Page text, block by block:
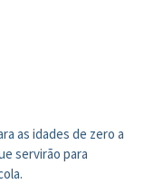
as idades de zero a
servirão para